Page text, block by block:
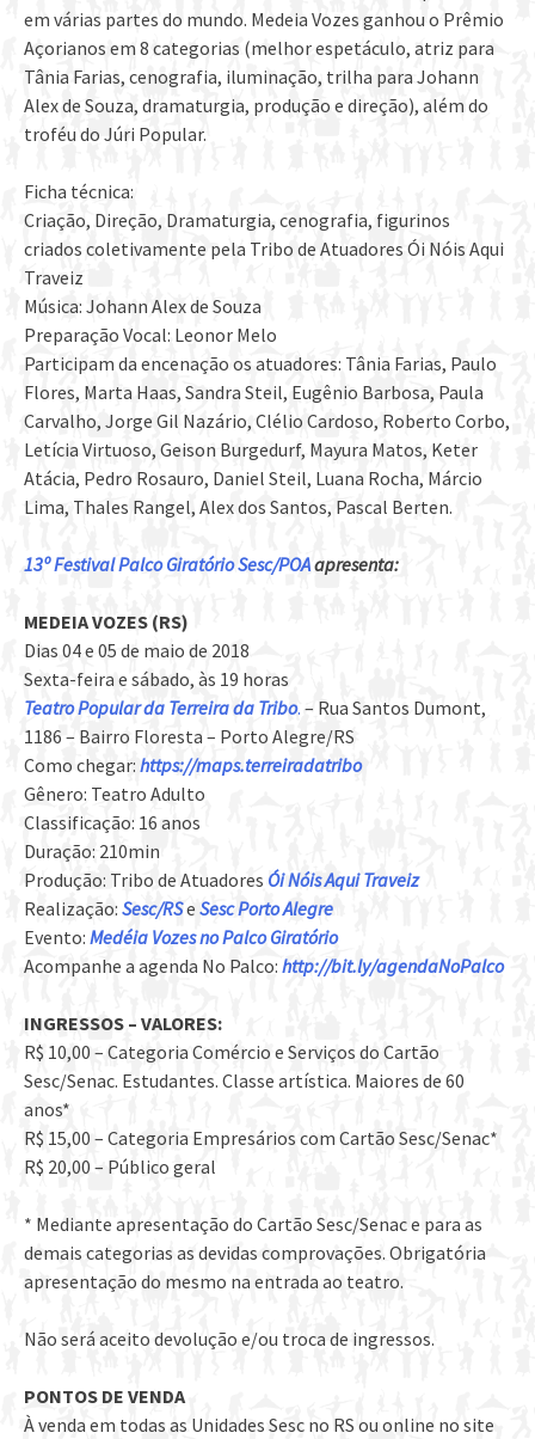
em várias partes do mundo. Medeia Vozes ganhou o Prêmio
Açorianos em 8 categorias (melhor espetáculo, atriz para
Tânia Farias, cenografia, iluminação, trilha para Johann
Alex de Souza, dramaturgia, produção e direção), além do
troféu do Júri Popular.
Ficha técnica:
Criação, Direção, Dramaturgia, cenografia, figurinos
criados coletivamente pela Tribo de Atuadores Ói Nóis Aqui
Traveiz
Música: Johann Alex de Souza
Preparação Vocal: Leonor Melo
Participam da encenação os atuadores: Tânia Farias, Paulo
Flores, Marta Haas, Sandra Steil, Eugênio Barbosa, Paula
Carvalho, Jorge Gil Nazário, Clélio Cardoso, Roberto Corbo,
Letícia Virtuoso, Geison Burgedurf, Mayura Matos, Keter
Atácia, Pedro Rosauro, Daniel Steil, Luana Rocha, Márcio
Lima, Thales Rangel, Alex dos Santos, Pascal Berten.
13º Festival Palco Giratório Sesc/POAapresenta:
MEDEIA VOZES (RS)
Dias 04 e 05 de maio de 2018
Sexta-feira e sábado, às 19 horas
Teatro Popular da Terreira da Tribo. – Rua Santos Dumont,
1186 – Bairro Floresta – Porto Alegre/RS
Como chegar: https://maps.terreiradatribo
Gênero: Teatro Adulto
Classificação: 16 anos
Duração: 210min
Produção: Tribo de Atuadores Ói Nóis Aqui Traveiz
Realização: Sesc/RSeSesc Porto Alegre
Evento: Medéia Vozes no Palco Giratório
Acompanhe a agenda No Palco: http://bit.ly/agendaNoPalco
INGRESSOS – VALORES:
R$ 10,00 – Categoria Comércio e Serviços do Cartão
Sesc/Senac. Estudantes. Classe artística. Maiores de 60
anos*
R$ 15,00 – Categoria Empresários com Cartão Sesc/Senac*
R$ 20,00 – Público geral
* Mediante apresentação do Cartão Sesc/Senac e para as
demais categorias as devidas comprovações. Obrigatória
apresentação do mesmo na entrada ao teatro.
Não será aceito devolução e/ou troca de ingressos.
PONTOS DE VENDA
À venda em todas as Unidades Sesc no RS ou online no site